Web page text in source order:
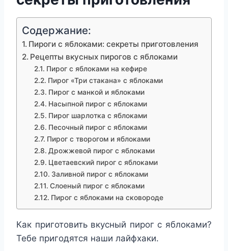
Содержание:
Пироги с яблоками: секреты приготовления
Рецепты вкусных пирогов с яблоками
Пирог с яблоками на кефире
Пирог «Три стакана» с яблоками
Пирог с манкой и яблоками
Насыпной пирог с яблоками
Пирог шарлотка с яблоками
Песочный пирог с яблоками
Пирог с творогом и яблоками
Дрожжевой пирог с яблоками
Цветаевский пирог с яблоками
Заливной пирог с яблоками
Слоеный пирог с яблоками
Пирог с яблоками на сковороде
Как приготовить вкусный пирог с яблоками?
Тебе пригодятся наши лайфхаки.